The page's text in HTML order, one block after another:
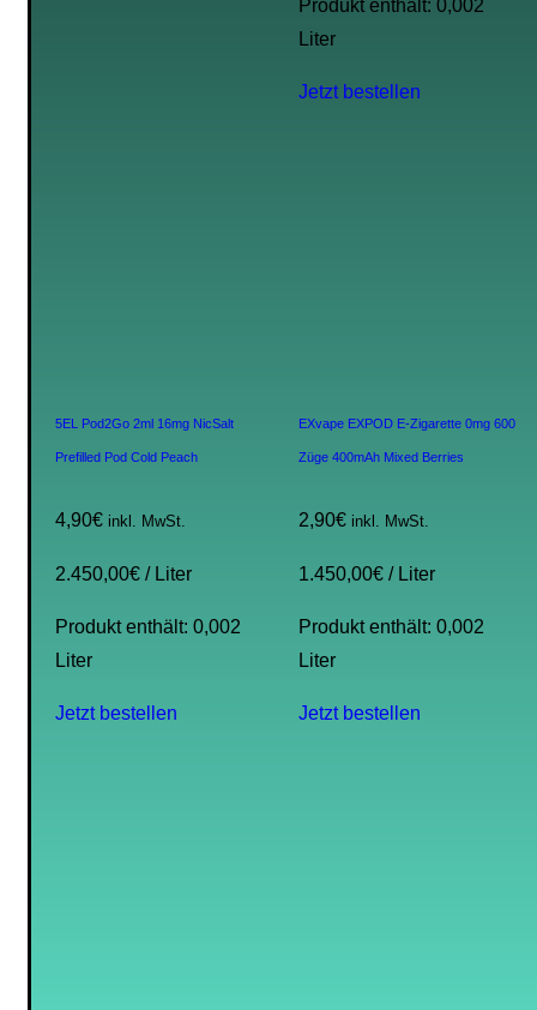
Produkt enthält: 0,002
Liter
Jetzt bestellen
5EL Pod2Go 2ml 16mg NicSalt
Prefilled Pod Cold Peach
4,90€ inkl. MwSt.
2.450,00€ / Liter
Produkt enthält: 0,002
Liter
Jetzt bestellen
EXvape EXPOD E-Zigarette 0mg 600
Züge 400mAh Mixed Berries
2,90€ inkl. MwSt.
1.450,00€ / Liter
Produkt enthält: 0,002
Liter
Jetzt bestellen